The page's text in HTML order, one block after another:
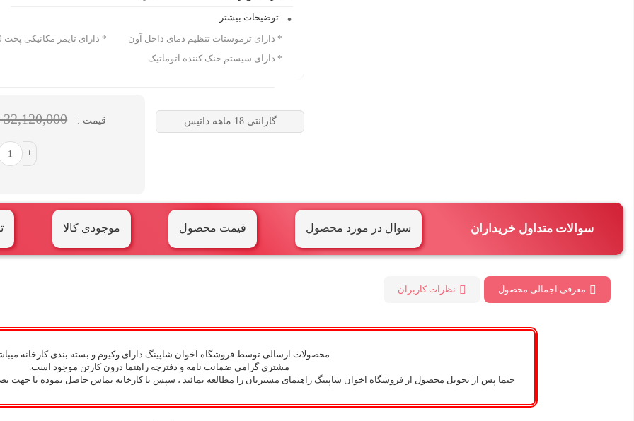
توضیحات بیشتر
* دارای ترموستات تنظیم دمای داخل آون * دارای تایمر مکانیکی پخت 120 دقیقه (با قابلیت پخت بدون تایمر)
* دارای سیستم خنک کننده اتوماتیک
گارانتی 18 ماهه داتیس قیمت : 32,120,000 تومان
+
سوالات متداول خریداران سوال در مورد محصول قیمت محصول موجودی کالا
معرفی اجمالی محصول نظرات کاربران
محصولات ارسالی توسط فروشگاه اخوان شاپینگ دارای وکیوم و بسته بندی کارخانه
مشتری گرامی ضمانت نامه و دفترچه راهنما درون کارتن موجود است.
حتما پس از تحویل محصول از فروشگاه اخوان شاپینگ راهنمای مشتریان را مطالعه نمائید ، سپس با کارخانه تماس حاصل نموده تا جهت